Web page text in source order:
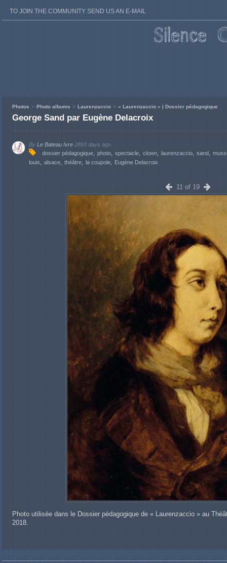
TO JOIN THE COMMUNITY SEND US AN E-MAIL
Photos Photo albums Laurenzaccio « Laurenzaccio » | Dossier pédagogique
George Sand par Eugène Delacroix
By Le Bateau Ivre 2893 days ago
dossier pédagogique
photo spectacle clown laurenzaccio sand
louis
alsace théâtre la coupole Eugène Delacroix
11 of 19
Photo utilisée dans le Dossier pédagogique de « Laurenzaccio » au
2018.